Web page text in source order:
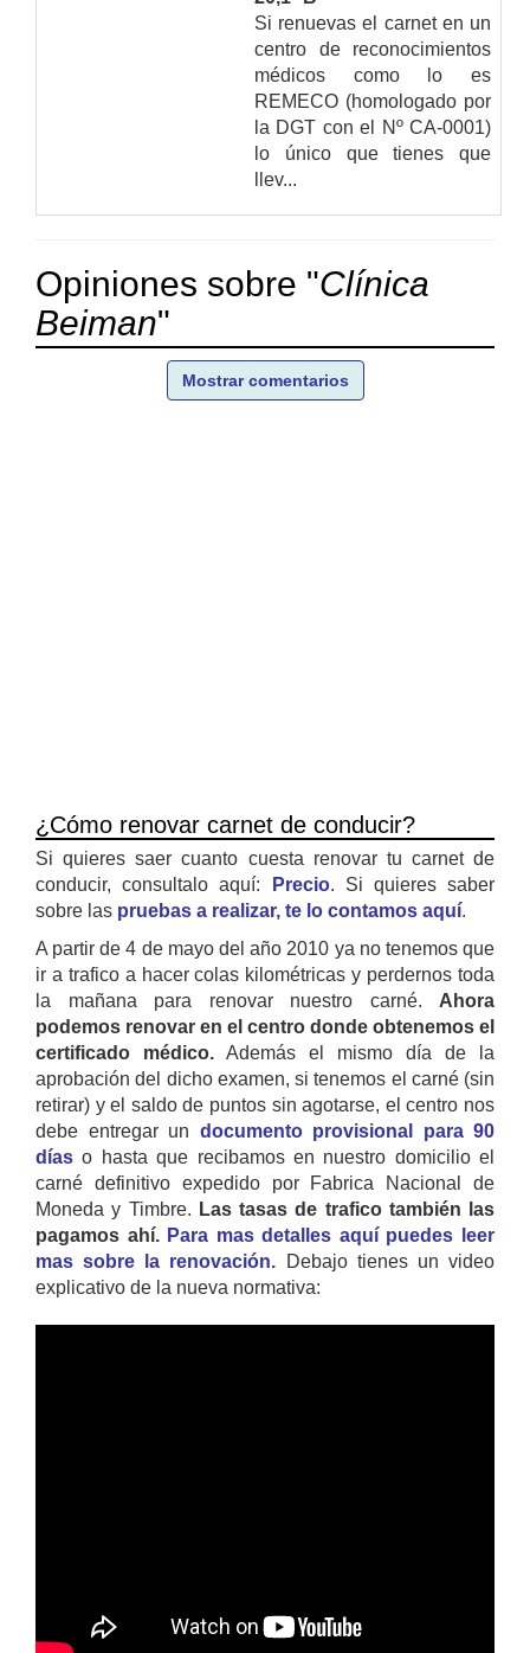
Si renuevas el carnet en un
centro de reconocimientos
médicos como lo es
REMECO (homologado por
la DGT con el Nº CA-0001)
lo único que tienes que
llev...
Opiniones sobre "Clínica
Beiman"
Mostrar comentarios
¿Cómo renovar carnet de conducir?
Si quieres saer cuanto cuesta renovar tu carnet de
conducir, consultalo aquí:
Precio. Si quieres saber
sobre las pruebas a realizar, te lo contamos aquí.
A partir de 4 de mayo del año 2010 ya no tenemos que
ir a trafico a hacer colas kilométricas y perdernos toda
la mañana para renovar nuestro carné. Ahora
podemos renovar en el centro donde obtenemos el
certificado médico. Además el mismo día de la
aprobación del dicho examen, si tenemos el carné (sin
retirar) y el saldo de puntos sin agotarse, el centro nos
debe entregar un documento provisional para 90
días o hasta que recibamos en nuestro domicilio el
carné definitivo expedido por Fabrica Nacional de
Moneda y Timbre. Las tasas de trafico también las
pagamos ahí. Para mas detalles aquí puedes leer
mas sobre la renovación. Debajo tienes un video
explicativo de la nueva normativa: